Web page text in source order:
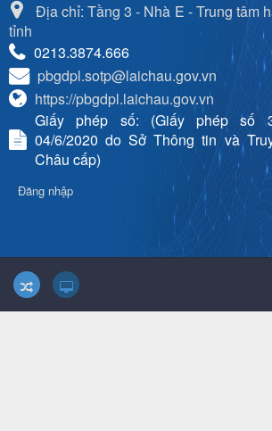
Địa chỉ: Tầng 3 - Nhà E - Trung tâm
tỉnh
0213.3874.666
pbgdpl.sotp@laichau.gov.vn
https://pbgdpl.laichau.gov.vn
Giấy phép số: (Giấy phép số
04/6/2020 do Sở Thông tin và
Châu cấp)
Đăng nhập